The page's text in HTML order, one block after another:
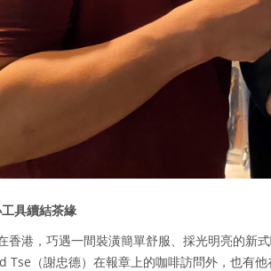
具續結茶緣
香港，巧遇一間裝潢簡單舒服、採光明亮的新
Tse（謝忠德）在報章上的咖啡訪問外，也有